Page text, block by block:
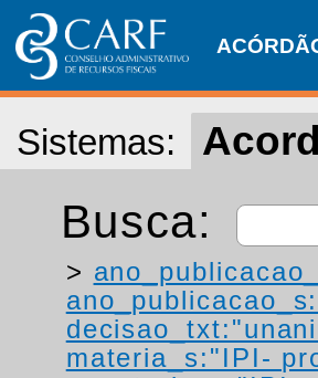
Sistemas:
Busca:
>
materia_s:"IPI-